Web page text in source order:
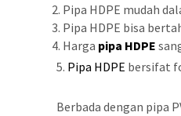
2. Pipa HDPE mudah
3. Pipa HDPE bisa
4. Harga pipa HDPE
5. Pipa HDPE bersifat
Berbada dengan pipa